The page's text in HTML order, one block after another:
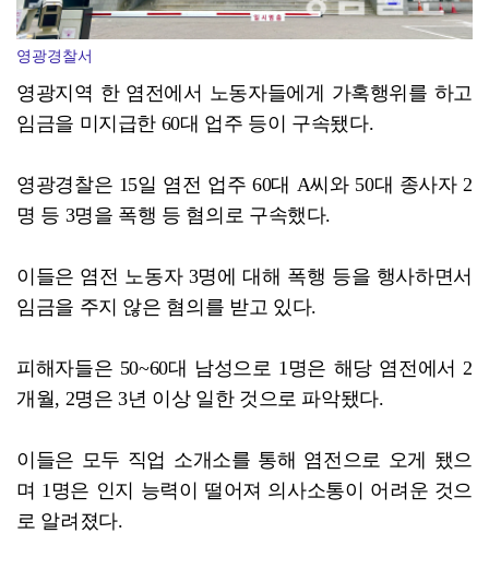
영광경찰서
영광지역 한 염전에서 노동자들에게 가혹행위를 하고
임금을 미지급한 60대 업주 등이 구속됐다.
영광경찰은 15일 염전 업주 60대 A씨와 50대 종사자 2
명 등 3명을 폭행 등 혐의로 구속했다.
이들은 염전 노동자 3명에 대해 폭행 등을 행사하면서
임금을 주지 않은 혐의를 받고 있다.
피해자들은 50~60대 남성으로 1명은 해당 염전에서 2
개월, 2명은 3년 이상 일한 것으로 파악됐다.
이들은 모두 직업 소개소를 통해 염전으로 오게 됐으
며 1명은 인지 능력이 떨어져 의사소통이 어려운 것으
로 알려졌다.